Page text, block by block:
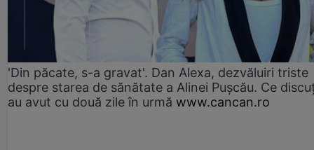
'Din păcate, s-a gravat'. Dan Alexa, dezvăluiri triste
despre starea de sănătate a Alinei Pușcău. Ce
au avut cu două zile în urmă www.cancan.ro